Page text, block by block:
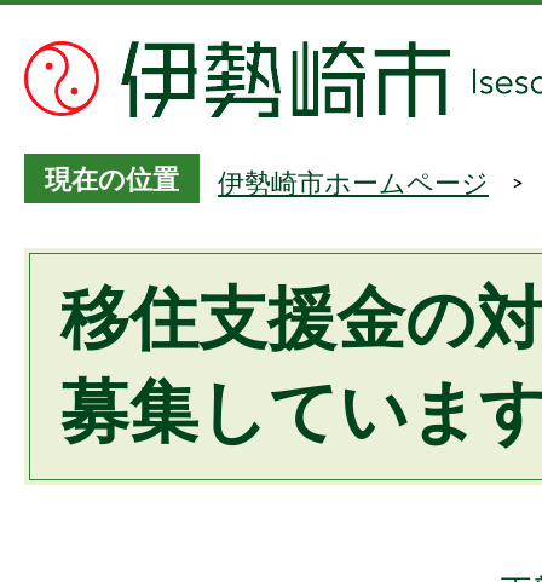
現在の位置 伊勢崎市ホームページ
移住支援金の
募集していま